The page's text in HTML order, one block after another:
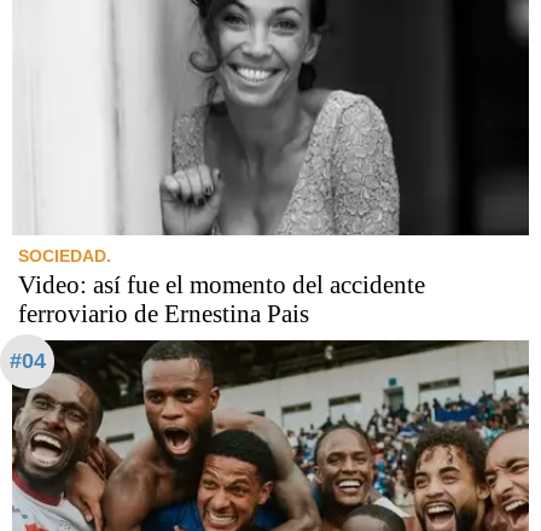
SOCIEDAD.
Video: así fue el momento del accidente
ferroviario de Ernestina Pais
#04